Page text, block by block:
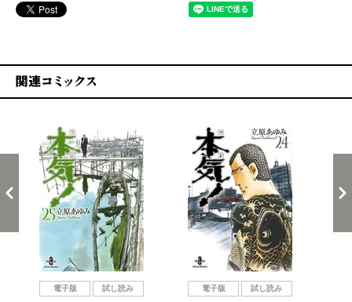
電子版 試し読み 電子版 試し読み